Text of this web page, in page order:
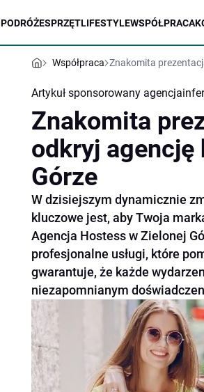
PODRÓŻESPRZĘTLIFESTYLEWSPÓŁPRACA
Współpraca Znakomita
Artykuł sponsorowany
Znakomita
odkryj
Górze
W dzisiejszym dynamicznie
kluczowe jest, aby Twoja
Agencja Hostess w Zielonej
profesjonalne usługi, które
gwarantuje, że każde
niezapomnianym